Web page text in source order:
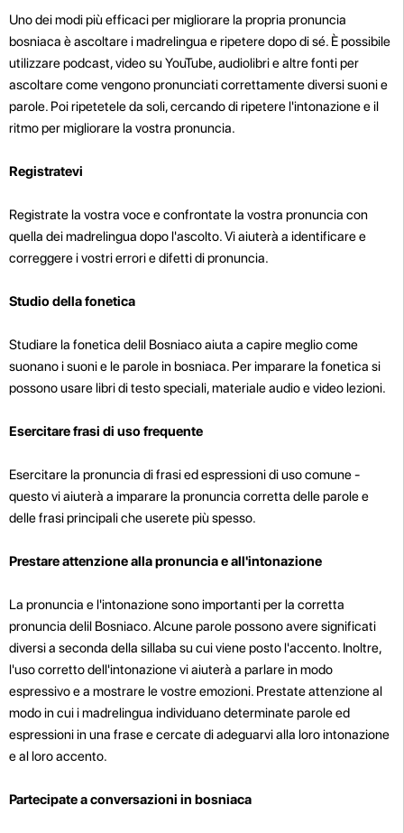
Uno dei modi più efficaci per migliorare la propria pronuncia
bosniaca è ascoltare i madrelingua e ripetere dopo di sé. È possibile
utilizzare podcast, video su YouTube, audiolibri e altre fonti per
ascoltare come vengono pronunciati correttamente diversi suoni e
parole. Poi ripetetele da soli, cercando di ripetere l'intonazione e il
ritmo per migliorare la vostra pronuncia.
Registratevi
Registrate la vostra voce e confrontate la vostra pronuncia con
quella dei madrelingua dopo l'ascolto. Vi aiuterà a identificare e
correggere i vostri errori e difetti di pronuncia.
Studio della fonetica
Studiare la fonetica delil Bosniaco aiuta a capire meglio come
suonano i suoni e le parole in bosniaca. Per imparare la fonetica si
possono usare libri di testo speciali, materiale audio e video lezioni.
Esercitare frasi di uso frequente
Esercitare la pronuncia di frasi ed espressioni di uso comune -
questo vi aiuterà a imparare la pronuncia corretta delle parole e
delle frasi principali che userete più spesso.
Prestare attenzione alla pronuncia e all'intonazione
La pronuncia e l'intonazione sono importanti per la corretta
pronuncia delil Bosniaco. Alcune parole possono avere significati
diversi a seconda della sillaba su cui viene posto l'accento. Inoltre,
l'uso corretto dell'intonazione vi aiuterà a parlare in modo
espressivo e a mostrare le vostre emozioni. Prestate attenzione al
modo in cui i madrelingua individuano determinate parole ed
espressioni in una frase e cercate di adeguarvi alla loro intonazione
e al loro accento.
Partecipate a conversazioni in bosniaca